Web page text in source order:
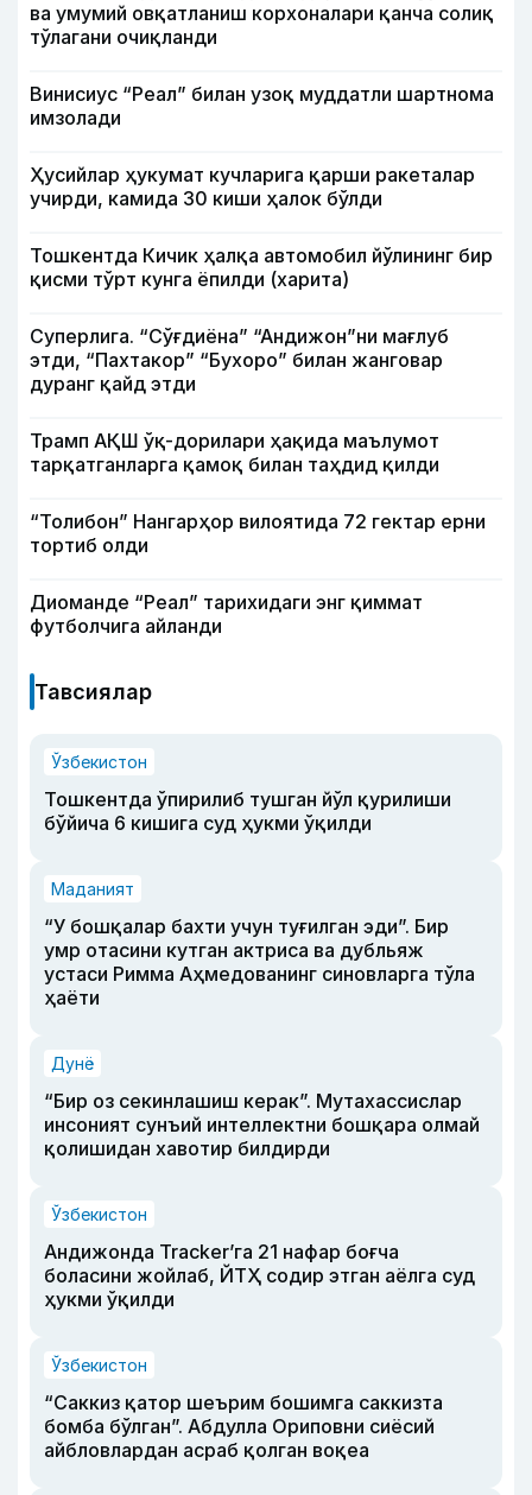
ва умумий овқатланиш корхоналари қанча солиқ
тўлагани очиқланди
Винисиус “Реал” билан узоқ муддатли шартнома
имзолади
Ҳусийлар ҳукумат кучларига қарши ракеталар
учирди, камида 30 киши ҳалок бўлди
Тошкентда Кичик ҳалқа автомобил йўлининг бир
қисми тўрт кунга ёпилди (харита)
Суперлига. “Сўғдиёна” “Андижон”ни мағлуб
этди, “Пахтакор” “Бухоро” билан жанговар
дуранг қайд этди
Трамп АҚШ ўқ-дорилари ҳақида маълумот
тарқатганларга қамоқ билан таҳдид қилди
“Толибон” Нангарҳор вилоятида 72 гектар ерни
тортиб олди
Диоманде “Реал” тарихидаги энг қиммат
футболчига айланди
Тавсиялар
Ўзбекистон
Тошкентда ўпирилиб тушган йўл қурилиши
бўйича 6 кишига суд ҳукми ўқилди
Маданият
“У бошқалар бахти учун туғилган эди”. Бир
умр отасини кутган актриса ва дубльяж
устаси Римма Аҳмедованинг синовларга тўла
ҳаёти
Дунё
“Бир оз секинлашиш керак”. Мутахассислар
инсоният сунъий интеллектни бошқара олмай
қолишидан хавотир билдирди
Ўзбекистон
Андижонда Tracker’га 21 нафар боғча
боласини жойлаб, ЙТҲ содир этган аёлга суд
ҳукми ўқилди
Ўзбекистон
“Саккиз қатор шеърим бошимга саккизта
бомба бўлган”. Абдулла Ориповни сиёсий
айбловлардан асраб қолган воқеа